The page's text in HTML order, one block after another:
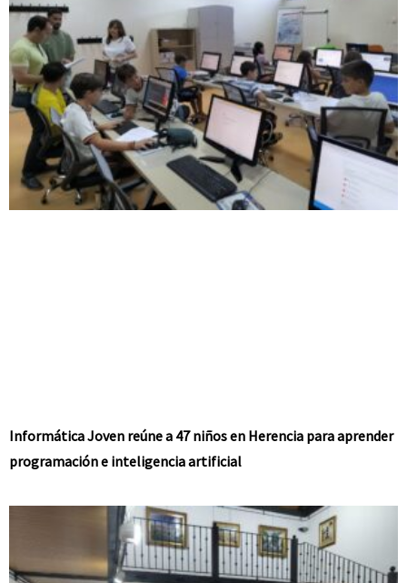
Informática Joven reúne a 47 niños en Herencia para aprender
programación e inteligencia artificial